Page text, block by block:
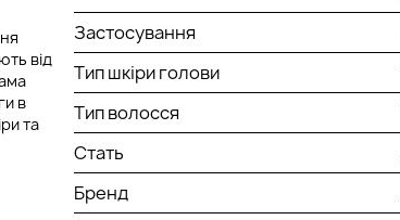
від
в
та
Застосування
Тип шкіри голови
Тип волосся
Стать
Бренд